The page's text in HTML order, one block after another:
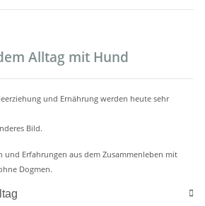
Alltag mit Hund
und Ernährung werden heute sehr
Bild.
und Erfahrungen aus dem Zusammenleben mit
Dogmen.